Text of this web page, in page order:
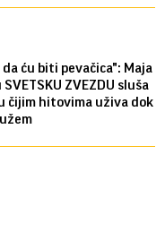
ću biti pevačica": Maja
ZVEZDU sluša
čijim hitovima uživa dok